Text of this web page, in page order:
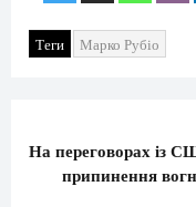
Теги Марко Рубіо
На переговорах із
припинення